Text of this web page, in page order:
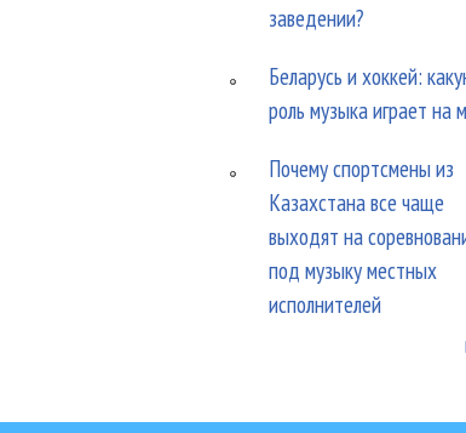
заведении?
Беларусь и хоккей:
роль музыка играет на
Почему спортсмены из
Казахстана все чаще
выходят на
под музыку местных
исполнителей